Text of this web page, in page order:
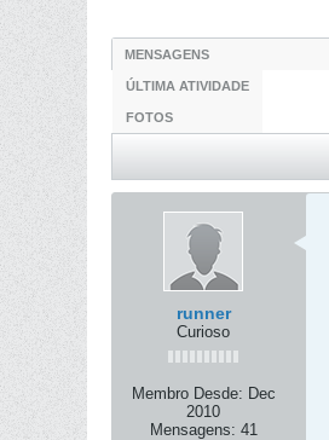
MENSAGENS
ÚLTIMA ATIVIDADE
FOTOS
runner
Curioso
Membro Desde: Dec
2010
Mensagens: 41